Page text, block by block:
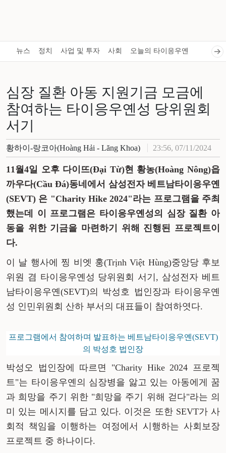
뉴스 정치 사업 및 투자 사회 오늘의 타이응우옌
심장 질환 아동 지원기금 모금에
참여하는 타이응우옌성 당위원회
서기
황하이-랑코아(Hoàng Hải - Lăng Khoa) 23:56, 07/11/2024
11월4일 오후 다이뜨(Đại Từ)현 황농(Hoàng Nông)읍
까우다(Cầu Đá)동네에서 삼성전자 베트남타이응우옌
(SEVT) 은 "Charity Hike 2024"라는 프로그램을 주최
했는데 이 프로그램은 타이응우옌성의 심장 질환 아
동을 위한 기금을 마련하기 위해 진행된 프로젝트이
다.
이 날 행사에 찡 비엣 훙(Trịnh Việt Hùng)중앙당 후보
위원 겸 타이응우옌성 당위원회 서기, 삼성전자 베트
남타이응우옌(SEVT)의 박성호 법인장과 타이응우옌
성 인민위원회 산하 부서의 대표들이 참여하엿다.
프로그램에서 참여하며 발표하는 베트남타이응우옌(SEVT)
의 박성호 법인장
박성오 법인장에 따르면 "Charity Hike 2024 프로젝
트"는 타이응우옌의 심장병을 앓고 있는 아동에게 꿈
과 희망을 주기 위한 "희망을 주기 위해 걷다"라는 의
미 있는 메시지를 담고 있다. 이것은 또한 SEVT가 사
회적 책임을 이행하는 여정에서 시행하는 사회보장
프로젝트 중 하나이다.